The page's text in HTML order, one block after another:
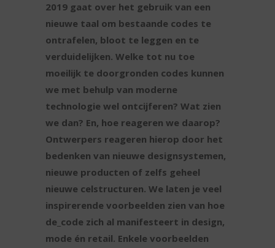
2019 gaat over het gebruik van een
nieuwe taal om bestaande codes te
ontrafelen, bloot te leggen en te
verduidelijken. Welke tot nu toe
moeilijk te doorgronden codes kunnen
we met behulp van moderne
technologie wel ontcijferen? Wat zien
we dan? En, hoe reageren we daarop?
Ontwerpers reageren hierop door het
bedenken van nieuwe designsystemen,
nieuwe producten of zelfs geheel
nieuwe celstructuren. We laten je veel
inspirerende voorbeelden zien van hoe
de_code zich al manifesteert in design,
mode én retail. Enkele voorbeelden